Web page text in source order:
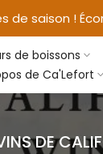
de saison !
de boissons
de Ca'Lefort
DE